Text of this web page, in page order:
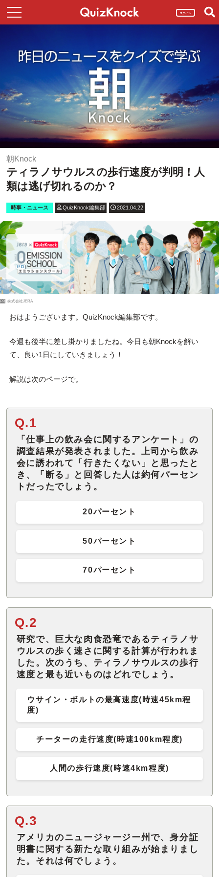
ログイン
朝Knock
ティラノサウルスの歩行速度が判明！人
類は逃げ切れるのか？
時事・ニュース QuizKnock編集部 2021.04.22
PR 株式会社JERA
おはようございます。QuizKnock編集部です。
今週も後半に差し掛かりましたね。今日も朝Knockを解い
て、良い1日にしていきましょう！
解説は次のページで。
Q.1
「仕事上の飲み会に関するアンケート」の
調査結果が発表されました。上司から飲み
会に誘われて「行きたくない」と思ったと
き、「断る」と回答した人は約何パーセン
トだったでしょう。
20パーセント
50パーセント
70パーセント
Q.2
研究で、巨大な肉食恐竜であるティラノサ
ウルスの歩く速さに関する計算が行われま
した。次のうち、ティラノサウルスの歩行
速度と最も近いものはどれでしょう。
ウサイン・ボルトの最高速度(時速45km程
度)
チーターの走行速度(時速100km程度)
人間の歩行速度(時速4km程度)
Q.3
アメリカのニュージャージー州で、身分証
明書に関する新たな取り組みが始まりまし
た。それは何でしょう。